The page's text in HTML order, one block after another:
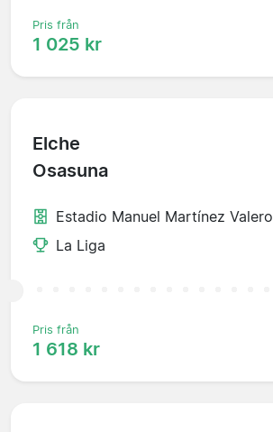
Pris från
1 025 kr
Elche
Osasuna
Estadio Manuel Martínez Valero
La Liga
Pris från
1 618 kr